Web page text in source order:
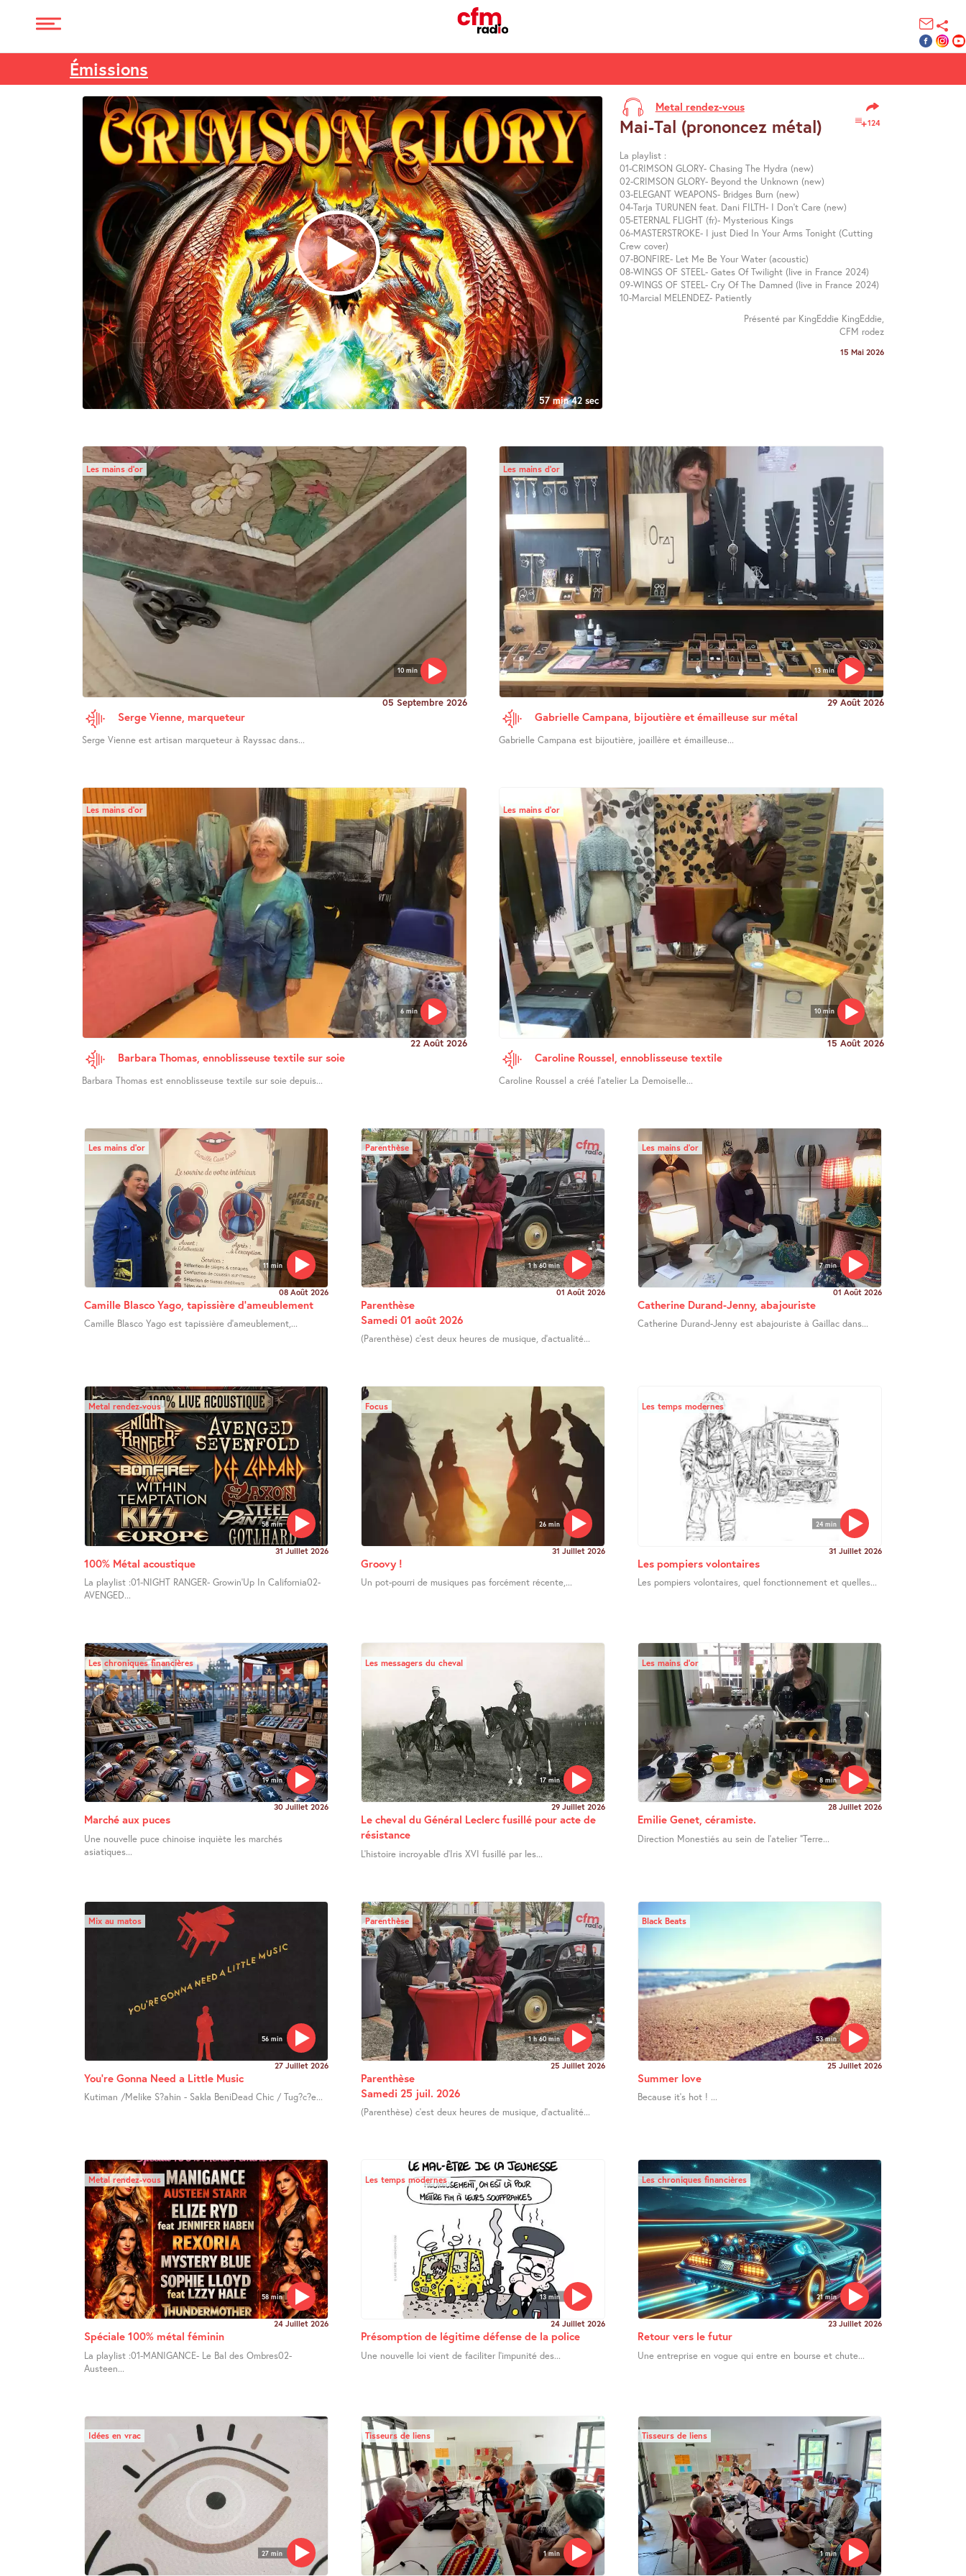
Émissions
57 min 42 sec
Metal rendez-vous
124
Mai-Tal (prononcez métal)
La playlist :
01-CRIMSON GLORY- Chasing The Hydra (new)
02-CRIMSON GLORY- Beyond the Unknown (new)
03-ELEGANT WEAPONS- Bridges Burn (new)
04-Tarja TURUNEN feat. Dani FILTH- I Don’t Care (new)
05-ETERNAL FLIGHT (fr)- Mysterious Kings
06-MASTERSTROKE- I just Died In Your Arms Tonight (Cutting
Crew cover)
07-BONFIRE- Let Me Be Your Water (acoustic)
08-WINGS OF STEEL- Gates Of Twilight (live in France 2024)
09-WINGS OF STEEL- Cry Of The Damned (live in France 2024)
10-Marcial MELENDEZ- Patiently
Présenté par KingEddie KingEddie,
CFM rodez
15 Mai 2026
10 min
Les mains d’or
05 Septembre 2026
Serge Vienne, marqueteur
Serge Vienne est artisan marqueteur à Rayssac dans...
13 min
Les mains d’or
29 Août 2026
Gabrielle Campana, bijoutière et émailleuse sur métal
Gabrielle Campana est bijoutière, joaillère et émailleuse...
6 min
Les mains d’or
22 Août 2026
Barbara Thomas, ennoblisseuse textile sur soie
Barbara Thomas est ennoblisseuse textile sur soie depuis...
10 min
Les mains d’or
15 Août 2026
Caroline Roussel, ennoblisseuse textile
Caroline Roussel a créé l’atelier La Demoiselle...
11 min
Les mains d’or
08 Août 2026
Camille Blasco Yago, tapissière d’ameublement
Camille Blasco Yago est tapissière d’ameublement,...
1 h 60 min
Parenthèse
01 Août 2026
Parenthèse
Samedi 01 août 2026
(Parenthèse) c’est deux heures de musique, d’actualité...
7 min
Les mains d’or
01 Août 2026
Catherine Durand-Jenny, abajouriste
Catherine Durand-Jenny est abajouriste à Gaillac dans...
58 min
Metal rendez-vous
31 Juillet 2026
100% Métal acoustique
La playlist :01-NIGHT RANGER- Growin’Up In California02-
AVENGED...
26 min
Focus
31 Juillet 2026
Groovy !
Un pot-pourri de musiques pas forcément récente,...
24 min
Les temps modernes
31 Juillet 2026
Les pompiers volontaires
Les pompiers volontaires, quel fonctionnement et quelles...
19 min
Les chroniques financières
30 Juillet 2026
Marché aux puces
Une nouvelle puce chinoise inquiète les marchés
asiatiques...
17 min
Les messagers du cheval
29 Juillet 2026
Le cheval du Général Leclerc fusillé pour acte de
résistance
L’histoire incroyable d’Iris XVI fusillé par les...
8 min
Les mains d’or
28 Juillet 2026
Emilie Genet, céramiste.
Direction Monestiés au sein de l’atelier "Terre...
56 min
Mix au matos
27 Juillet 2026
You’re Gonna Need a Little Music
Kutiman /Melike S?ahin - Sakla BeniDead Chic / Tug?c?e...
1 h 60 min
Parenthèse
25 Juillet 2026
Parenthèse
Samedi 25 juil. 2026
(Parenthèse) c’est deux heures de musique, d’actualité...
53 min
Black Beats
25 Juillet 2026
Summer love
Because it’s hot ! ...
58 min
Metal rendez-vous
24 Juillet 2026
Spéciale 100% métal féminin
La playlist :01-MANIGANCE- Le Bal des Ombres02-
Austeen...
13 min
Les temps modernes
24 Juillet 2026
Présomption de légitime défense de la police
Une nouvelle loi vient de faciliter l’impunité des...
21 min
Les chroniques financières
23 Juillet 2026
Retour vers le futur
Une entreprise en vogue qui entre en bourse et chute...
27 min
Idées en vrac
1 min
Tisseurs de liens
1 min
Tisseurs de liens